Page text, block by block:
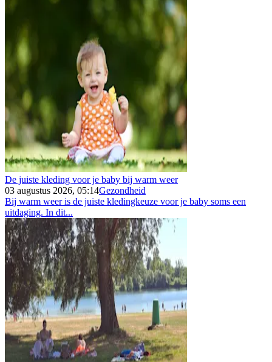
De juiste kleding voor je baby bij warm weer
03 augustus 2026, 05:14Gezondheid
Bij warm weer is de juiste kledingkeuze voor je baby soms een
uitdaging. In dit...